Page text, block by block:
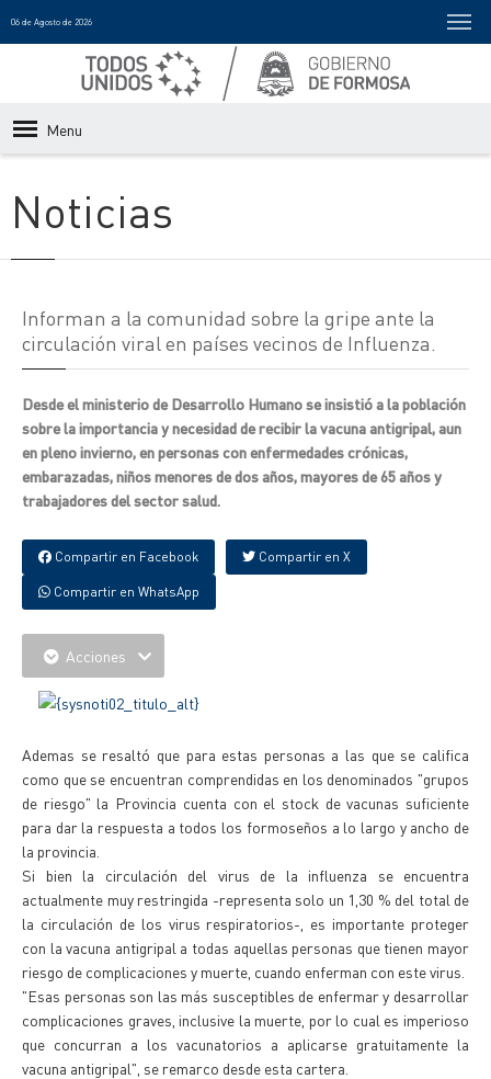
06 de Agosto de 2026
Menu
Noticias
Informan a la comunidad sobre la gripe ante la
circulación viral en países vecinos de Influenza.
Desde el ministerio de Desarrollo Humano se insistió a la población
sobre la importancia y necesidad de recibir la vacuna antigripal, aun
en pleno invierno, en personas con enfermedades crónicas,
embarazadas, niños menores de dos años, mayores de 65 años y
trabajadores del sector salud.
Compartir en Facebook Compartir en X
Compartir en WhatsApp
Acciones
Ademas se resaltó que para estas personas a las que se califica
como que se encuentran comprendidas en los denominados "grupos
de riesgo" la Provincia cuenta con el stock de vacunas suficiente
para dar la respuesta a todos los formoseños a lo largo y ancho de
la provincia.
Si bien la circulación del virus de la influenza se encuentra
actualmente muy restringida -representa solo un 1,30 % del total de
la circulación de los virus respiratorios-, es importante proteger
con la vacuna antigripal a todas aquellas personas que tienen mayor
riesgo de complicaciones y muerte, cuando enferman con este virus.
"Esas personas son las más susceptibles de enfermar y desarrollar
complicaciones graves, inclusive la muerte, por lo cual es imperioso
que concurran a los vacunatorios a aplicarse gratuitamente la
vacuna antigripal", se remarco desde esta cartera.